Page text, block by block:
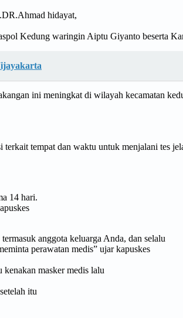
hidayat,
Kedung waringin Aiptu Giyanto beserta
ini meningkat di wilayah kecamatan
tempat dan waktu untuk menjalani tes
14 hari.
anggota keluarga Anda, dan selalu
perawatan medis” ujar kapuskes
masker medis lalu
itu